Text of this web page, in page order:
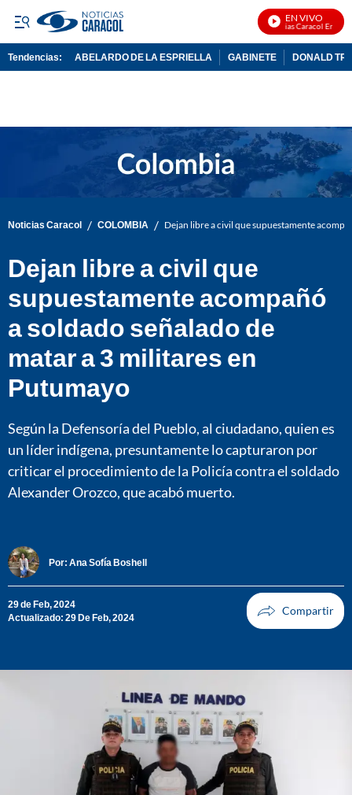
EN VIVO
Noticias Caracol En Vivo
Tendencias: ABELARDO DE LA ESPRIELLA GABINETE DONALD
Noticias Caracol / COLOMBIA / Dejan libre a civil que supuestamente
Dejan libre a civil que
supuestamente acompañó
a soldado señalado de
matar a 3 militares en
Putumayo
Según la Defensoría del Pueblo, al ciudadano, quien es
un líder indígena, presuntamente lo capturaron por
criticar el procedimiento de la Policía contra el soldado
Alexander Orozco, que acabó muerto.
Por: Ana Sofía Boshell
29 de Feb, 2024
Actualizado: 29 De Feb, 2024